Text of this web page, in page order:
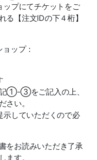
ップにてチケットをご
る【注文IDの下４桁】
ップ：
記①-③をご記入の上、
さい。
示していただくので必
をお読みいただき了承
ます。